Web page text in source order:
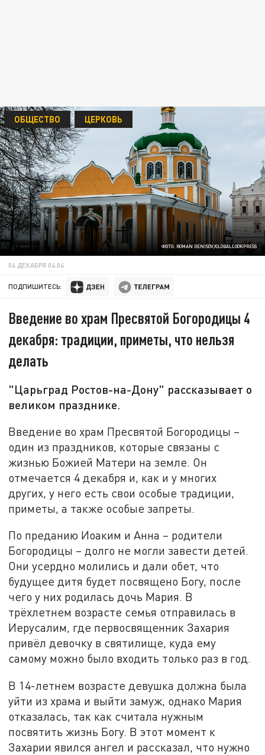
ФОТО: ROMAN DENISOV/GLOBALLOOKPRESS
ОБЩЕСТВО ЦЕРКОВЬ
04 ДЕКАБРЯ 04:04
ПОДПИШИТЕСЬ:
Введение во храм Пресвятой Богородицы 4
декабря: традиции, приметы, что нельзя
делать
"Царьград Ростов-на-Дону" рассказывает о
великом празднике.
Введение во храм Пресвятой Богородицы –
один из праздников, которые связаны с
жизнью Божией Матери на земле. Он
отмечается 4 декабря и, как и у многих
других, у него есть свои особые традиции,
приметы, а также особые запреты.
По преданию Иоаким и Анна – родители
Богородицы – долго не могли завести детей.
Они усердно молились и дали обет, что
будущее дитя будет посвящено Богу, после
чего у них родилась дочь Мария. В
трёхлетнем возрасте семья отправилась в
Иерусалим, где первосвященник Захария
привёл девочку в святилище, куда ему
самому можно было входить только раз в год.
В 14-летнем возрасте девушка должна была
уйти из храма и выйти замуж, однако Мария
отказалась, так как считала нужным
посвятить жизнь Богу. В этот момент к
Захарии явился ангел и рассказал, что нужно